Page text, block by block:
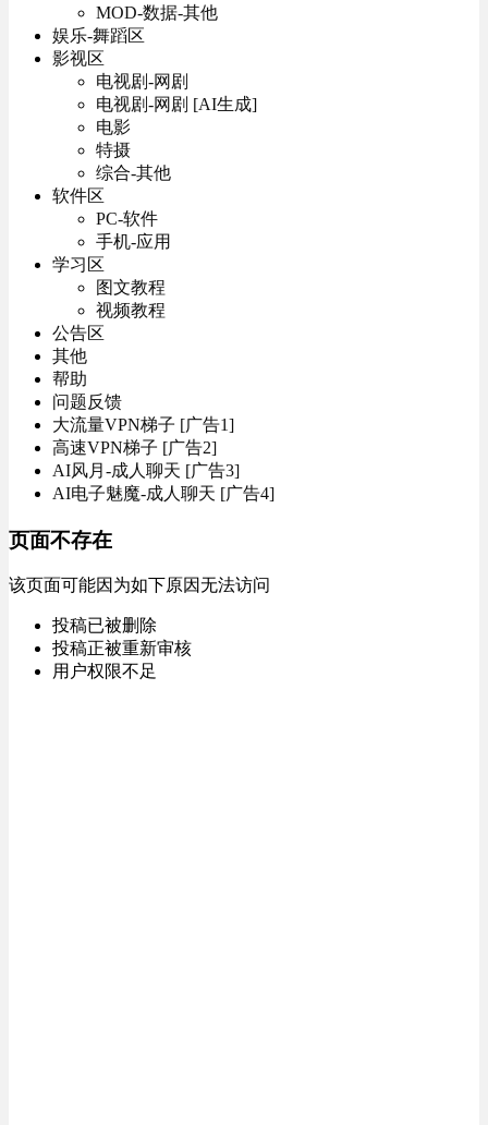
MOD-数据-其他
娱乐-舞蹈区
影视区
电视剧-网剧
电视剧-网剧 [AI生成]
电影
特摄
综合-其他
软件区
PC-软件
手机-应用
学习区
图文教程
视频教程
公告区
其他
帮助
问题反馈
大流量VPN梯子 [广告1]
高速VPN梯子 [广告2]
AI风月-成人聊天 [广告3]
AI电子魅魔-成人聊天 [广告4]
页面不存在
该页面可能因为如下原因无法访问
投稿已被删除
投稿正被重新审核
用户权限不足